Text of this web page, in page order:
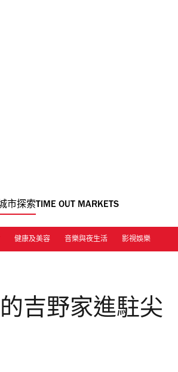
市探索TIME OUT MARKETS
健康及美容 音樂與夜生活 影視娛樂
吉野家進駐尖